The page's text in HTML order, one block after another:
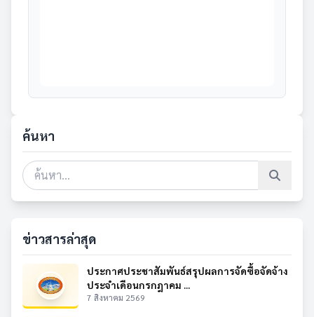
ค้นหา
ข่าวสารล่าสุด
ประกาศประชาสัมพันธ์สรุปผลการจัดซื้อจัดจ้าง
ประจำเดือนกรกฎาคม ...
7 สิงหาคม 2569